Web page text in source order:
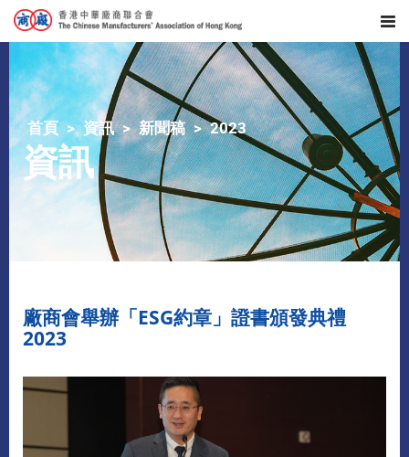
首頁 資訊 新聞稿 2023
資訊
廠商會舉辦「ESG約章」證書頒發典禮
2023